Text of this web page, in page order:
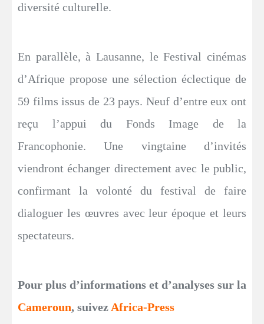
diversité culturelle.
En parallèle, à Lausanne, le Festival cinémas
d’Afrique propose une sélection éclectique de
59 films issus de 23 pays. Neuf d’entre eux ont
reçu l’appui du Fonds Image de la
Francophonie. Une vingtaine d’invités
viendront échanger directement avec le public,
confirmant la volonté du festival de faire
dialoguer les œuvres avec leur époque et leurs
spectateurs.
Pour plus d’informations et d’analyses sur la
Cameroun, suivezAfrica-Press